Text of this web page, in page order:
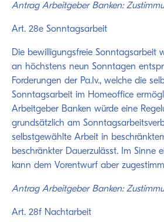
Antrag Arbeitgeber Banken:
Art. 28e Sonntagsarbeit
Die bewilligungsfreie Sonntagsarbeit
an höchstens neun Sonntagen
Forderungen der Pa.Iv., welche die
Sonntagsarbeit im Homeoffice
Arbeitgeber Banken würde eine
grundsätzlich am
selbstgewählte Arbeit in
beschränkter Dauerzulässt. Im Sinne
kann dem Vorentwurf aber
Antrag Arbeitgeber Banken:
Art. 28f Nachtarbeit